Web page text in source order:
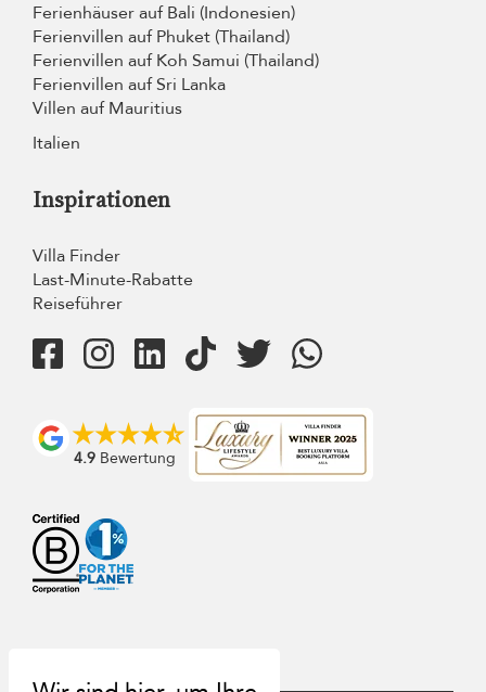
Ferienhäuser auf Bali (Indonesien)
Ferienvillen auf Phuket (Thailand)
Ferienvillen auf Koh Samui (Thailand)
Ferienvillen auf Sri Lanka
Villen auf Mauritius
Italien
Inspirationen
Villa Finder
Last-Minute-Rabatte
Reiseführer
4.9 Bewertung